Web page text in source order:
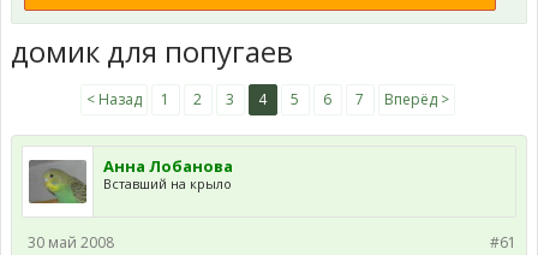
домик для попугаев
< Назад 1 2 3 4 5 6 7 Вперёд >
Анна Лобанова
Вставший на крыло
#61
30 май 2008